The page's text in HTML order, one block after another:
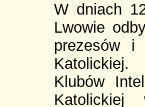
W dniach
Lwowie
prezesów i
Katolickiej.
Klubów
Katolickiej